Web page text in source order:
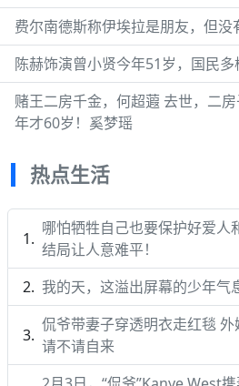
费尔南德斯称伊埃拉是朋友，但没
陈赫饰演曾小贤今年51岁，国民
赌王二房千金，何超蕸 去世，二
年才60岁！奚梦瑶
热点生活
哪怕牺牲自己也要保护好爱人
结局让人意难平！
我的天，这溢出屏幕的少年气
侃爷带妻子穿透明衣走红毯
请不请自来